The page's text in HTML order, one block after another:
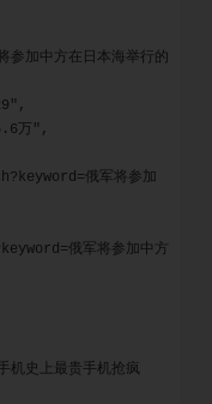
万",
俄军将参加
俄军将参加中方